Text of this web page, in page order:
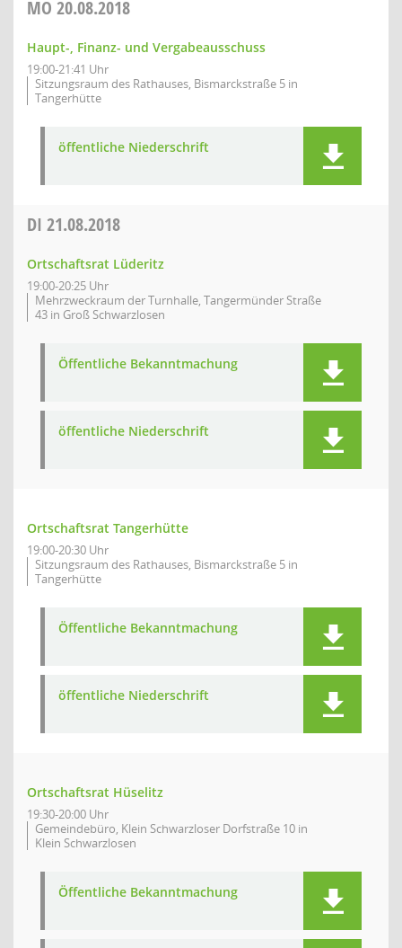
MO 20.08.2018
Haupt-, Finanz- und Vergabeausschuss
19:00-21:41 Uhr
Sitzungsraum des Rathauses, Bismarckstraße 5 in
Tangerhütte
öffentliche Niederschrift
DI 21.08.2018
Ortschaftsrat Lüderitz
19:00-20:25 Uhr
Mehrzweckraum der Turnhalle, Tangermünder Straße
43 in Groß Schwarzlosen
Öffentliche Bekanntmachung
öffentliche Niederschrift
Ortschaftsrat Tangerhütte
19:00-20:30 Uhr
Sitzungsraum des Rathauses, Bismarckstraße 5 in
Tangerhütte
Öffentliche Bekanntmachung
öffentliche Niederschrift
Ortschaftsrat Hüselitz
19:30-20:00 Uhr
Gemeindebüro, Klein Schwarzloser Dorfstraße 10 in
Klein Schwarzlosen
Öffentliche Bekanntmachung